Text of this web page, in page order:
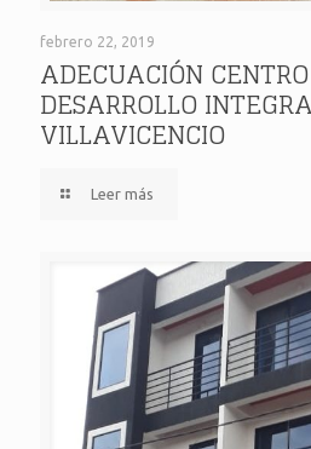
ADECUACIÓN CENTRO DE
febrero 22, 2019
ADECUACIÓN
DESARROLLO
VILLAVICENCIO
Leer más